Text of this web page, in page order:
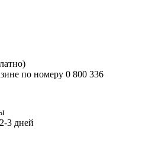
по номеру 0 800 336
3 дней